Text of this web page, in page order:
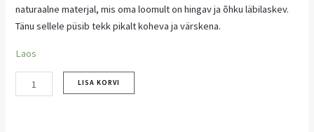
naturaalne materjal, mis oma loomult on hingav ja õhku läbilaskev.
Tänu sellele püsib tekk pikalt koheva ja värskena.
Laos
LISA KORVI